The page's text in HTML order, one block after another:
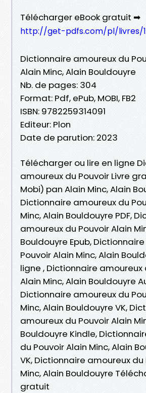
Télécharger eBook gratuit ➡
http://get-pdfs.com/pl/livres/
Dictionnaire amoureux du
Alain Minc, Alain Bouldouyre
Nb. de pages: 304
Format: Pdf, ePub, MOBI, FB2
ISBN: 9782259314091
Editeur: Plon
Date de parution: 2023
Télécharger ou lire en ligne
amoureux du Pouvoir Livre
Mobi) pan Alain Minc, Alain
Dictionnaire amoureux du
Minc, Alain Bouldouyre PDF,
amoureux du Pouvoir Alain
Bouldouyre Epub,
Pouvoir Alain Minc, Alain
ligne , Dictionnaire amoureux
Alain Minc, Alain Bouldouyre
Dictionnaire amoureux du
Minc, Alain Bouldouyre VK,
amoureux du Pouvoir Alain
Bouldouyre Kindle,
du Pouvoir Alain Minc, Alain
VK, Dictionnaire amoureux du
Minc, Alain Bouldouyre
gratuit